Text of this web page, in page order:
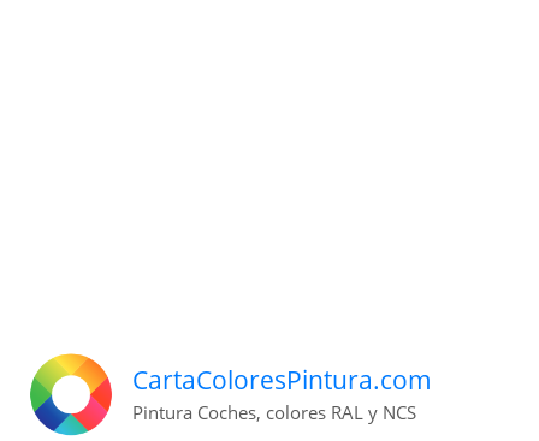
CartaColoresPintura.com
Pintura Coches, colores RAL y NCS